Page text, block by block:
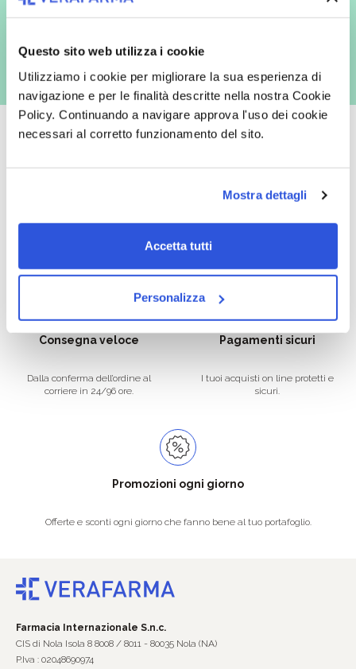
Questo sito web utilizza i cookie
Utilizziamo i cookie per migliorare la sua esperienza di
navigazione e per le finalità descritte nella nostra Cookie
Policy. Continuando a navigare approva l'uso dei cookie
necessari al corretto funzionamento del sito.
Mostra dettagli
Accetta tutti
Personalizza
con inviti e comunicazioni commerciali - e modalità tradizionali, quali ad
es. posta cartacea)
Catalogo prodotti ampio e completo
Con un acquisto minimo di 29.90 €
Spedizioni in tutta Europa a 20€.
Consegna veloce
Dalla conferma dell’ordine al
corriere in 24/96 ore.
Pagamenti sicuri
I tuoi acquisti on line protetti e
sicuri.
Promozioni ogni giorno
Offerte e sconti ogni giorno che fanno bene al tuo portafoglio.
Farmacia Internazionale S.n.c.
CIS di Nola Isola 8 8008 / 8011 - 80035 Nola (NA)
P.Iva : 02048690974